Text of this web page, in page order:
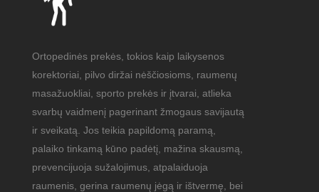
Ortopedinės prekės, tokios kaip laikysenos
korektoriai, pilvo diržai nėščiosioms, raumenų
masažuokliai, sporto prekės ir įtvarai, atlieka
svarbų vaidmenį pagerinant žmogaus savijautą
ir sveikatą. Jos teikia papildomą paramą,
palaiko tinkamą kūno padėtį, mažina skausmą,
prevencijuoja sužalojimus, atpalaiduoja
raumenis, gerina raumenų jėgą ir ištvermę, bei